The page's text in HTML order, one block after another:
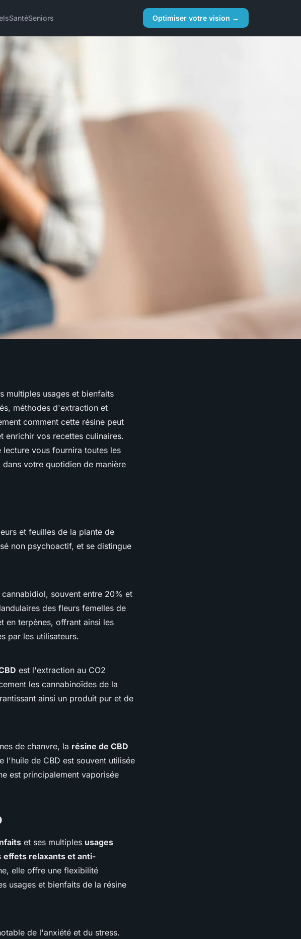
SantéSeniors Optimiser votre vision →
et
multiples usages et bienfaits
méthodes d'extraction et
comment cette résine peut
enrichir vos recettes culinaires.
vous fournira toutes les
votre quotidien de manière
et feuilles de la plante de
non psychoactif, et se distingue
souvent entre 20% et
des fleurs femelles de
en terpènes, offrant ainsi les
par les utilisateurs.
est l'extraction au CO2
les cannabinoïdes de la
ainsi un produit pur et de
de chanvre, la résine de CBD
l'huile de CBD est souvent utilisée
est principalement vaporisée
et ses multiples usages
effets relaxants et anti-
elle offre une flexibilité
usages et bienfaits de la résine
de l'anxiété et du stress.